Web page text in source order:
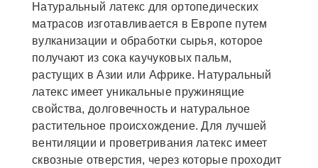
Натуральный латекс для ортопедических
матрасов изготавливается в Европе путем
вулканизации и обработки сырья, которое
получают из сока каучуковых пальм,
растущих в Азии или Африке. Натуральный
латекс имеет уникальные пружинящие
свойства, долговечность и натуральное
растительное происхождение. Для лучшей
вентиляции и проветривания латекс имеет
сквозные отверстия, через которые проходит